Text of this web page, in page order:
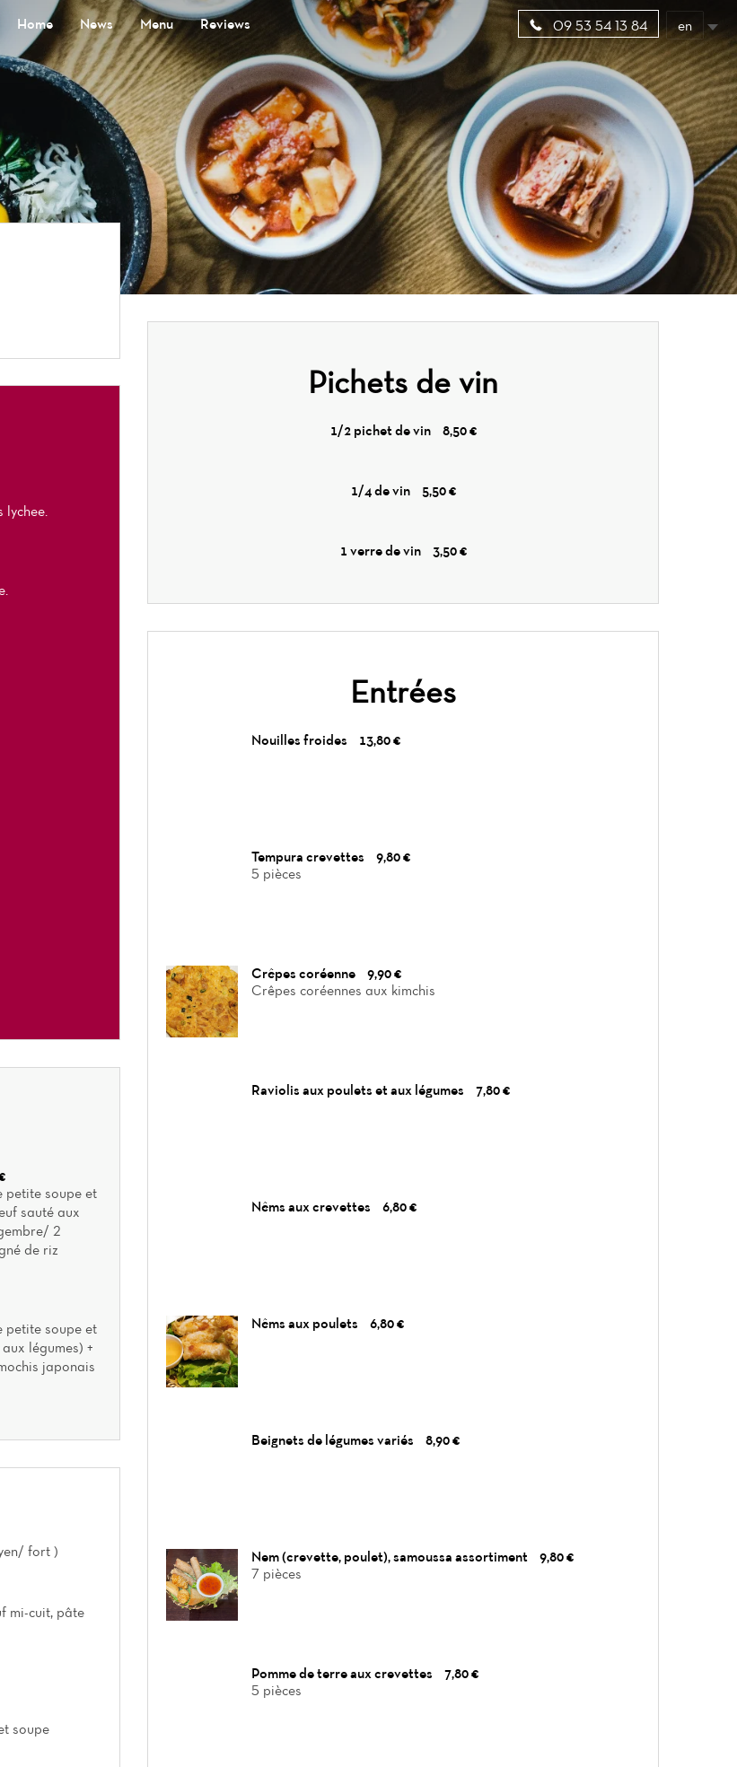
Home News Menu Reviews 09 53 54 13 84 en
Pichets de vin
1/2 pichet de vin 8,50 €
1/4 de vin 5,50 €
1 verre de vin 3,50 €
lychee.
Entrées
Nouilles froides 13,80 €
Tempura crevettes
9,80 €
5 pièces
Crêpes coréenne
9,90 €
Crêpes coréennes aux kimchis
Raviolis aux poulets et aux légumes 7,80 €
Nêms aux crevettes 6,80 €
Nêms aux poulets 6,80 €
Beignets de légumes variés 8,90 €
Nem (crevette, poulet), samoussa assortiment
9,80 €
7 pièces
Pomme de terre aux crevettes
7,80 €
5 pièces
petite soupe et
sauté aux
2
de riz
petite soupe et
légumes) +
japonais
fort )
mi-cuit, pâte
soupe